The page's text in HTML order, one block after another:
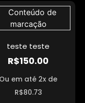
teste teste
R$150.00
Ou em até 2x de
R$80.73